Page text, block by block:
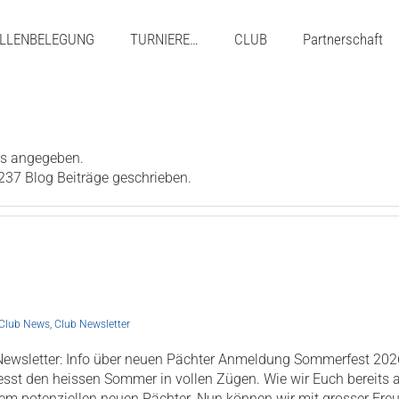
TURNIERE… CLUB Partnerschaft
angegeben.
Blog Beiträge geschrieben.
News, Club Newsletter
Info über neuen Pächter Anmeldung Sommerfest
den heissen Sommer in vollen Zügen. Wie wir Euch